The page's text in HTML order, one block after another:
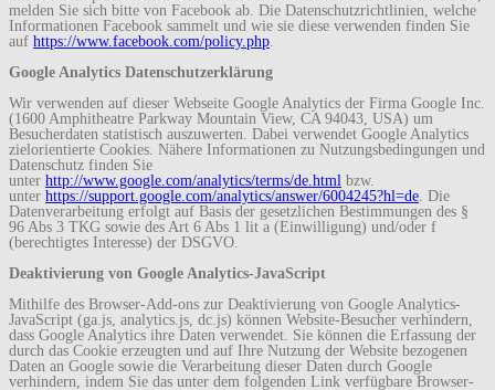
melden Sie sich bitte von Facebook ab. Die Datenschutzrichtlinien, welche
Informationen Facebook sammelt und wie sie diese verwenden finden Sie
auf https://www.facebook.com/policy.php
Google Analytics Datenschutzerklärung
Wir verwenden auf dieser Webseite Google Analytics der Firma Google Inc.
(1600 Amphitheatre Parkway Mountain View, CA 94043, USA) um
Besucherdaten statistisch auszuwerten. Dabei verwendet Google Analytics
zielorientierte Cookies. Nähere Informationen zu Nutzungsbedingungen und
Datenschutz finden Sie
unter http://www.google.com/analytics/terms/de.html bzw.
unter https://support.google.com/analytics/answer/6004245?hl=de . Die
Datenverarbeitung erfolgt auf Basis der gesetzlichen Bestimmungen des §
96 Abs 3 TKG sowie des Art 6 Abs 1 lit a (Einwilligung) und/oder f
(berechtigtes Interesse) der DSGVO.
Deaktivierung von Google Analytics-JavaScript
Mithilfe des Browser-Add-ons zur Deaktivierung von Google Analytics-
JavaScript (ga.js, analytics.js, dc.js) können Website-Besucher verhindern,
dass Google Analytics ihre Daten verwendet. Sie können die Erfassung der
durch das Cookie erzeugten und auf Ihre Nutzung der Website bezogenen
Daten an Google sowie die Verarbeitung dieser Daten durch Google
verhindern, indem Sie das unter dem folgenden Link verfügbare Browser-